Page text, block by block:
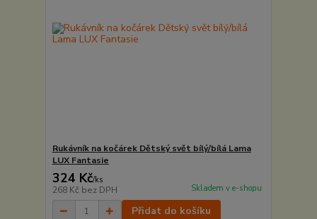
Rukávník na kočárek Dětský svět bílý/bílá Lama
LUX Fantasie
324 Kč/ks
268 Kč bez DPH Skladem v e-shopu
Přidat do košíku